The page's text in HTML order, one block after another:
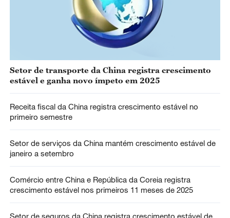
Setor de transporte da China registra crescimento
estável e ganha novo ímpeto em 2025
Receita fiscal da China registra crescimento estável no
primeiro semestre
Setor de serviços da China mantém crescimento estável de
janeiro a setembro
Comércio entre China e República da Coreia registra
crescimento estável nos primeiros 11 meses de 2025
Setor de seguros da China registra crescimento estável de